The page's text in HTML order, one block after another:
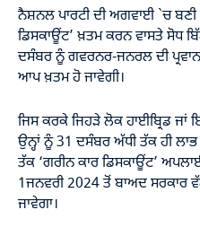
ਨੈਸ਼ਨਲ ਪਾਰਟੀ ਦੀ ਅਗਵਾਈ `ਚ ਬਣੀ
ਡਿਸਕਾਊਂਟ’ ਖ਼ਤਮ ਕਰਨ ਵਾਸਤੇ ਸੋਧ
ਦਸੰਬਰ ਨੂੰ ਗਵਰਨਰ-ਜਨਰਲ ਦੀ
ਆਪ ਖ਼ਤਮ ਹੋ ਜਾਵੇਗੀ।
ਜਿਸ ਕਰਕੇ ਜਿਹੜੇ ਲੋਕ ਹਾਈਬ੍ਰਿਡ ਜਾਂ
ਉਨ੍ਹਾਂ ਨੂੰ 31 ਦਸੰਬਰ ਅੱਧੀ ਤੱਕ ਹੀ
ਤੱਕ ‘ਗਰੀਨ ਕਾਰ ਡਿਸਕਾਊਂਟ’
1ਜਨਵਰੀ 2024 ਤੋਂ ਬਾਅਦ ਸਰਕਾਰ
ਜਾਵੇਗਾ।